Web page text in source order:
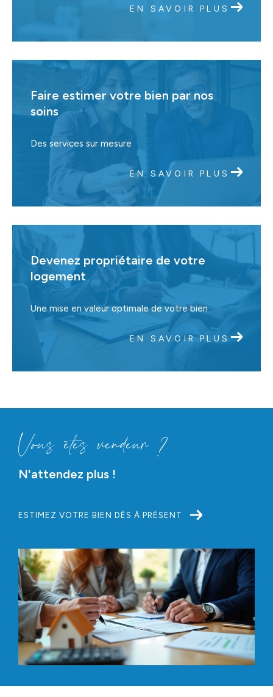
EN SAVOIR PLUS
Faire estimer votre bien par nos
soins
Des services sur mesure
EN SAVOIR PLUS
Devenez propriétaire de votre
logement
Une mise en valeur optimale de votre bien
EN SAVOIR PLUS
Vous êtes vendeur ?
N'attendez plus !
ESTIMEZ VOTRE BIEN DÈS À PRÉSENT